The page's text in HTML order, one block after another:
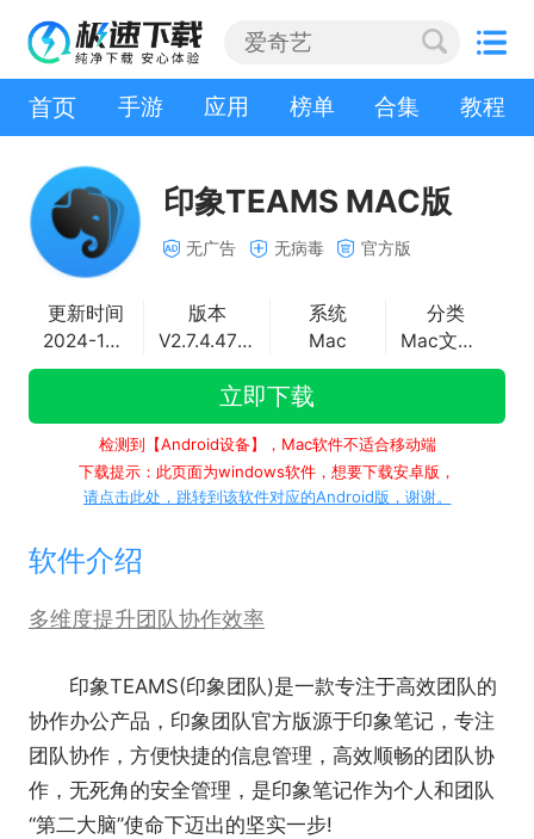
首页 手游 应用 榜单 合集 教程
印象TEAMS MAC版
无广告 无病毒 官方版
更新时间
2024-12-17
版本
V2.7.4.473745
系统
Mac
分类
Mac文字处理
立即下载
检测到【Android设备】，Mac软件不适合移动端
下载提示：此页面为windows软件，想要下载安卓版，
请点击此处，跳转到该软件对应的Android版，谢谢。
软件介绍
多维度提升团队协作效率
印象TEAMS(印象团队)是一款专注于高效团队的
协作办公产品，印象团队官方版源于印象笔记，专注
团队协作，方便快捷的信息管理，高效顺畅的团队协
作，无死角的安全管理，是印象笔记作为个人和团队
“第二大脑”使命下迈出的坚实一步!